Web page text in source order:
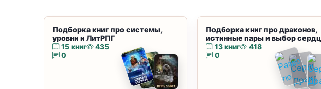
Подборка книг про системы,
уровни и ЛитРПГ
15 книг
435
0
Подборка книг про драконов,
истинные пары и выбор
13 книг
418
0